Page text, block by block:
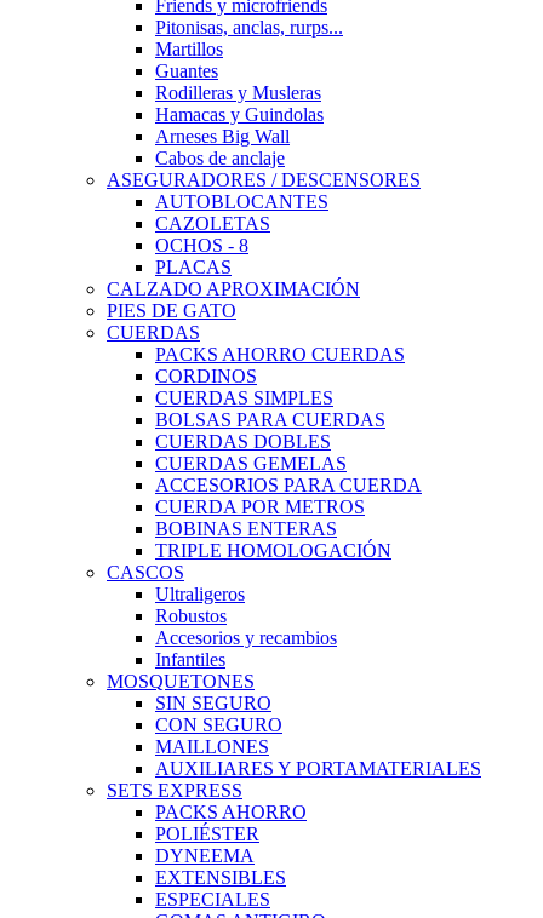
Friends y microfriends
Pitonisas, anclas, rurps...
Martillos
Guantes
Rodilleras y Musleras
Hamacas y Guindolas
Arneses Big Wall
Cabos de anclaje
ASEGURADORES / DESCENSORES
AUTOBLOCANTES
CAZOLETAS
OCHOS - 8
PLACAS
CALZADO APROXIMACIÓN
PIES DE GATO
CUERDAS
PACKS AHORRO CUERDAS
CORDINOS
CUERDAS SIMPLES
BOLSAS PARA CUERDAS
CUERDAS DOBLES
CUERDAS GEMELAS
ACCESORIOS PARA CUERDA
CUERDA POR METROS
BOBINAS ENTERAS
TRIPLE HOMOLOGACIÓN
CASCOS
Ultraligeros
Robustos
Accesorios y recambios
Infantiles
MOSQUETONES
SIN SEGURO
CON SEGURO
MAILLONES
AUXILIARES Y PORTAMATERIALES
SETS EXPRESS
PACKS AHORRO
POLIÉSTER
DYNEEMA
EXTENSIBLES
ESPECIALES